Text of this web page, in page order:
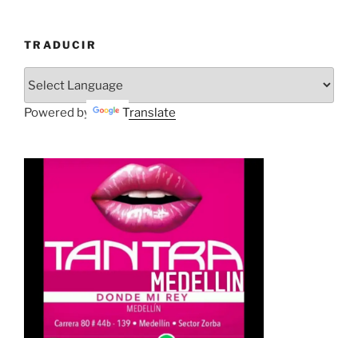
TRADUCIR
Powered by Translate